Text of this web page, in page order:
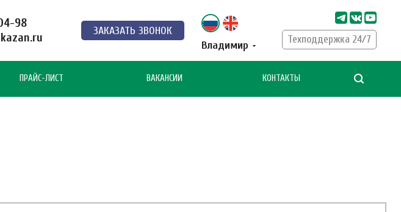
98
ЗАКАЗАТЬ ЗВОНОК
Владимир
Техподдержка 24/7
ПРАЙС-ЛИСТ ВАКАНСИИ КОНТАКТЫ